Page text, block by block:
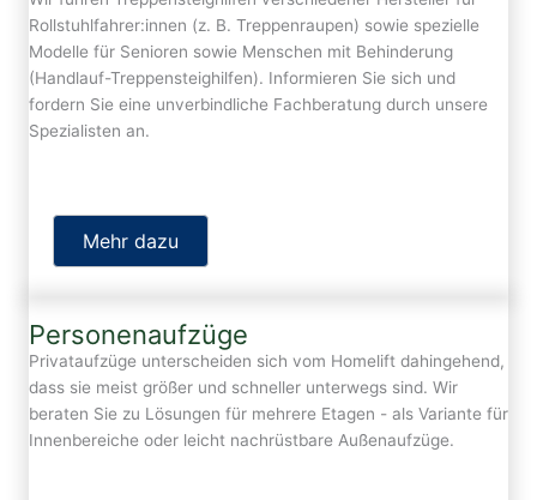
Rollstuhlfahrer:innen (z. B. Treppenraupen) sowie spezielle
Modelle für Senioren sowie Menschen mit Behinderung
(Handlauf-Treppensteighilfen). Informieren Sie sich und
fordern Sie eine unverbindliche Fachberatung durch unsere
Spezialisten an.
Mehr dazu
Personenaufzüge
Privataufzüge unterscheiden sich vom Homelift dahingehend,
dass sie meist größer und schneller unterwegs sind. Wir
beraten Sie zu Lösungen für mehrere Etagen - als Variante für
Innenbereiche oder leicht nachrüstbare Außenaufzüge.